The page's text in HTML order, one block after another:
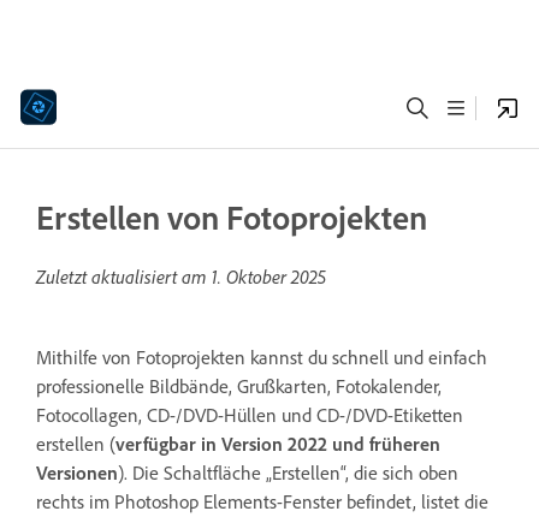
Erstellen von Fotoprojekten
Zuletzt aktualisiert am 1. Oktober 2025
Mithilfe von Fotoprojekten kannst du schnell und einfach
professionelle Bildbände, Grußkarten, Fotokalender,
Fotocollagen, CD-/DVD-Hüllen und CD-/DVD-Etiketten
erstellen (verfügbar in Version 2022 und früheren
Versionen). Die Schaltfläche „Erstellen“, die sich oben
rechts im Photoshop Elements-Fenster befindet, listet die